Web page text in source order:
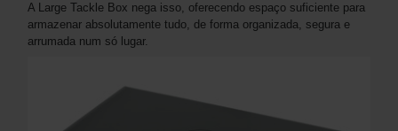
A Large Tackle Box nega isso, oferecendo espaço suficiente para
armazenar absolutamente tudo, de forma organizada, segura e
arrumada num só lugar.